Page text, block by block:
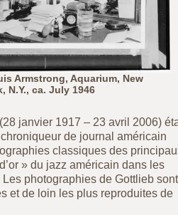
Armstrong, Aquarium, New
N.Y., ca. July 1946
janvier 1917 – 23 avril 2006)
de journal américain
classiques des
» du jazz américain dans les
photographies de Gottlieb sont
et de loin les plus reproduites de